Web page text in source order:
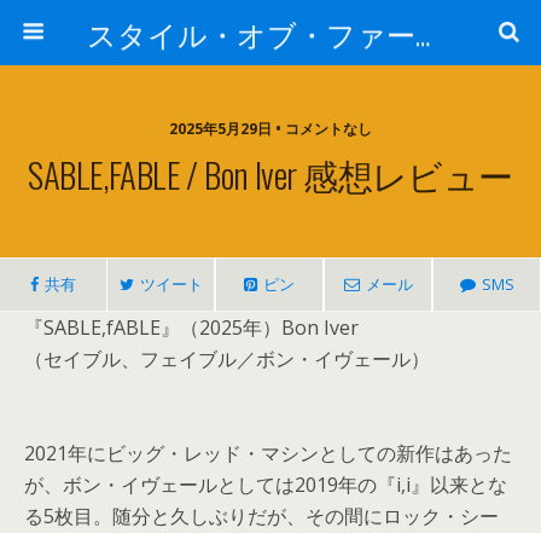
スタイル・オブ・ファー・イースト
2025年5月29日 • コメントなし
SABLE,fABLE / Bon Iver 感想レビュー
共有 ツイート ピン メール SMS
『SABLE,fABLE』（2025年）Bon Iver
（セイブル、フェイブル／ボン・イヴェール）
2021年にビッグ・レッド・マシンとしての新作はあった
が、 ボン・イヴェールとしては2019年の 『i,i』 以来とな
る5枚目。随分と久しぶりだが、その間にロック・ シー